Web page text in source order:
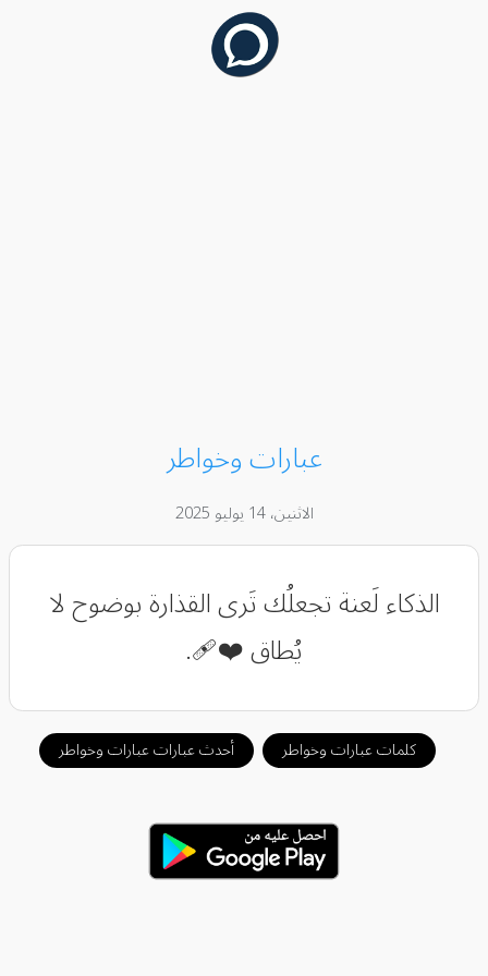
عبارات وخواطر
الاثنين، 14 يوليو 2025
الذكاء لَعنة تجعلُك تَرى القذارة بوضوح لا
يُطاق ❤️‍🩹.
كلمات عبارات وخواطر أحدث عبارات عبارات وخواطر